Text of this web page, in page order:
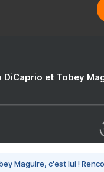
DiCaprio et Tobey
Maguire, c'est lui !